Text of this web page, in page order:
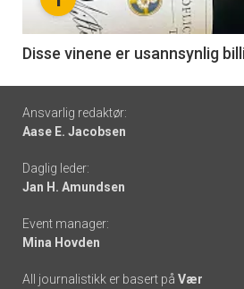
6
Disse vinene er usannsynlig
Footer
-
links
Ansvarlig redaktør:
Aase E. Jacobsen
Daglig leder:
Jan H. Amundsen
Event manager:
Mina Hovden
All journalistikk er basert på Vær